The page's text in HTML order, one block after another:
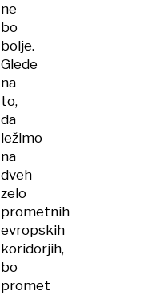
ne
bo
bolje.
Glede
na
to,
da
ležimo
na
dveh
zelo
prometnih
evropskih
koridorjih,
bo
promet